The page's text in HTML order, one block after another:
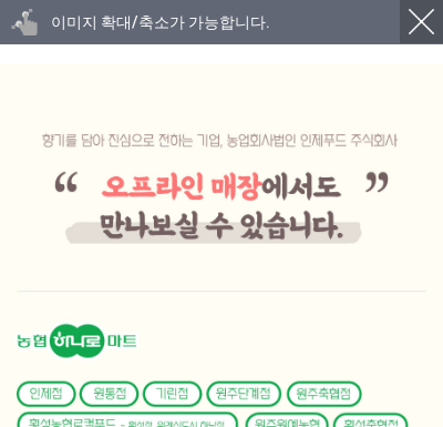
이미지 확대/축소가 가능합니다.